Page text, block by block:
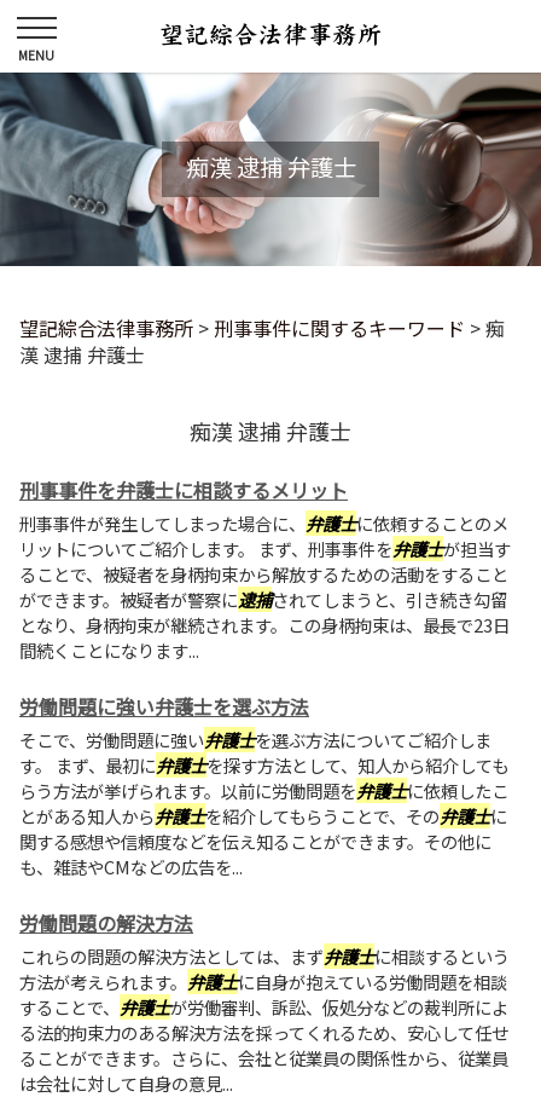
痴漢 逮捕 弁護士
望記綜合法律事務所 > 刑事事件に関するキーワード >痴
漢 逮捕 弁護士
痴漢 逮捕 弁護士
刑事事件を弁護士に相談するメリット
刑事事件が発生してしまった場合に、 弁護士に依頼することのメ
リットについてご紹介します。 まず、刑事事件を弁護士が担当す
ることで、被疑者を身柄拘束から解放するための活動をすること
ができます。被疑者が警察に逮捕されてしまうと、引き続き勾留
となり、身柄拘束が継続されます。この身柄拘束は、最長で23日
間続くことになります...
労働問題に強い弁護士を選ぶ方法
そこで、労働問題に強い弁護士を選ぶ方法についてご紹介しま
す。 まず、最初に弁護士を探す方法として、知人から紹介しても
らう方法が挙げられます。以前に労働問題を弁護士に依頼したこ
とがある知人から弁護士を紹介してもらうことで、その弁護士に
関する感想や信頼度などを伝え知ることができます。その他に
も、雑誌やCMなどの広告を...
労働問題の解決方法
これらの問題の解決方法としては、まず弁護士に相談するという
方法が考えられます。 弁護士に自身が抱えている労働問題を相談
することで、 弁護士が労働審判、訴訟、仮処分などの裁判所によ
る法的拘束力のある解決方法を採ってくれるため、安心して任せ
ることができます。さらに、会社と従業員の関係性から、従業員
は会社に対して自身の意見...